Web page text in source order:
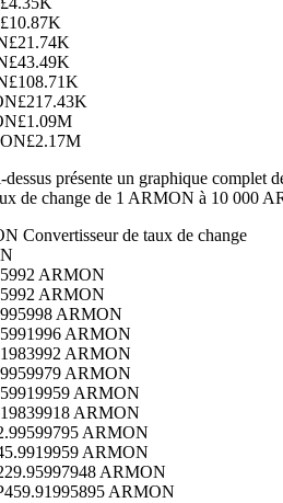
£10.87K
£21.74K
£43.49K
£108.71K
£217.43K
£1.09M
£2.17M
dessus présente un graphique complet
de change de 1 ARMON à 10 000
Convertisseur de taux de change
ARMON
ARMON
ARMON
ARMON
ARMON
ARMON
ARMON
ARMON
ARMON
ARMON
ARMON
459.91995895 ARMON